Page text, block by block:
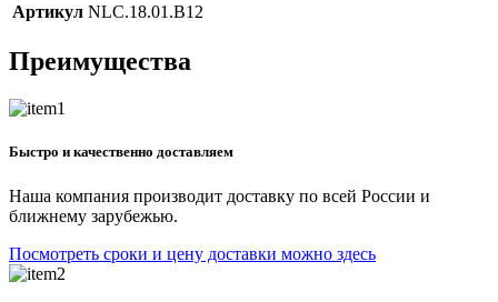
Артикул NLC.18.01.B12
Преимущества
Быстро и качественно доставляем
Наша компания производит доставку по всей России и
ближнему зарубежью.
Посмотреть сроки и цену доставки можно здесь